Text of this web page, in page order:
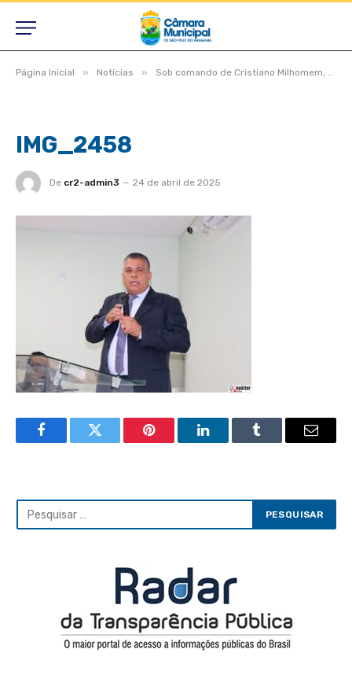
Página Inicial » Notícias » Sob comando de Cristiano Milhomem, Câmara de São Félix do Araguaia realiza Sessão Solene inaugural de 2025
IMG_2458
De cr2-admin3 24 de abril de 2025
FacebookTwitter Pinterest LinkedInTumblr Email